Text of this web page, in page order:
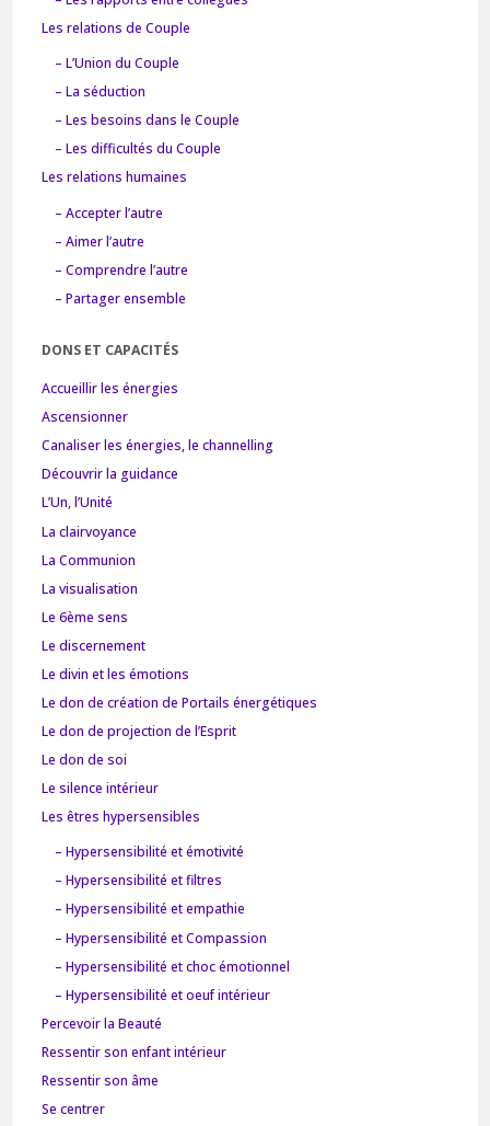
Les relations de Couple
– L’Union du Couple
– La séduction
– Les besoins dans le Couple
– Les difficultés du Couple
Les relations humaines
– Accepter l’autre
– Aimer l’autre
– Comprendre l’autre
– Partager ensemble
DONS ET CAPACITÉS
Accueillir les énergies
Ascensionner
Canaliser les énergies, le channelling
Découvrir la guidance
L’Un, l’Unité
La clairvoyance
La Communion
La visualisation
Le 6ème sens
Le discernement
Le divin et les émotions
Le don de création de Portails énergétiques
Le don de projection de l’Esprit
Le don de soi
Le silence intérieur
Les êtres hypersensibles
– Hypersensibilité et émotivité
– Hypersensibilité et filtres
– Hypersensibilité et empathie
– Hypersensibilité et Compassion
– Hypersensibilité et choc émotionnel
– Hypersensibilité et oeuf intérieur
Percevoir la Beauté
Ressentir son enfant intérieur
Ressentir son âme
Se centrer